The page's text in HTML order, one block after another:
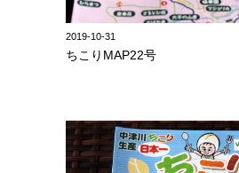
2019-10-31
ちこりMAP22号